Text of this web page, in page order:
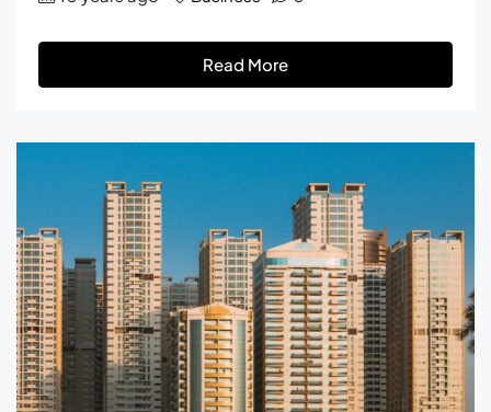
Read More